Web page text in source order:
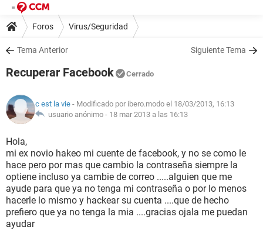
Foros Virus/Seguridad
Tema Anterior Siguiente Tema
Recuperar Facebook Cerrado
c est la vie - Modificado por ibero.modo el 18/03/2013, 16:13
usuario anónimo - 18 mar 2013 a las 16:13
Hola,
mi ex novio hakeo mi cuente de facebook, y no se como le
hace pero por mas que cambio la contraseña siempre la
optiene incluso ya cambie de correo .....alguien que me
ayude para que ya no tenga mi contraseña o por lo menos
hacerle lo mismo y hackear su cuenta ....que de hecho
prefiero que ya no tenga la mia ....gracias ojala me puedan
ayudar